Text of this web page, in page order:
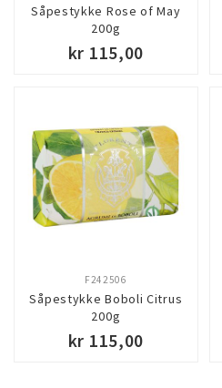
Såpestykke Rose of May
200g
kr 115,00
Såpestykke Boboli Citrus
200g
F242506
kr 115,00